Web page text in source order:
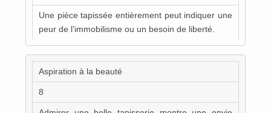
Une pièce tapissée entièrement peut indiquer une
peur de l’immobilisme ou un besoin de liberté.
Aspiration à la beauté
8